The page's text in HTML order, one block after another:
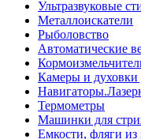
Ультразвуковые
Металлоискатели
Рыболовство
Автоматические
Камеры и духовки
Термометры
Машинки для
Емкости, фляги